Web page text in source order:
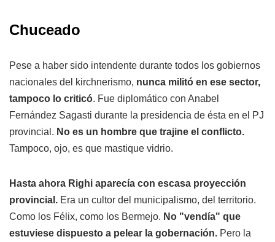
Chuceado
Pese a haber sido intendente durante todos los gobiernos
nacionales del kirchnerismo, nunca militó en ese sector,
tampoco lo criticó. Fue diplomático con Anabel
Fernández Sagasti durante la presidencia de ésta en el PJ
provincial. No es un hombre que trajine el conflicto.
Tampoco, ojo, es que mastique vidrio.
Hasta ahora Righi aparecía con escasa proyección
provincial. Era un cultor del municipalismo, del territorio.
Como los Félix, como los Bermejo. No "vendía" que
estuviese dispuesto a pelear la gobernación. Pero la